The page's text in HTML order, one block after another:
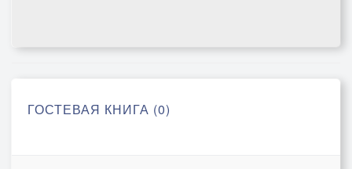
ГОСТЕВАЯ КНИГА (0)